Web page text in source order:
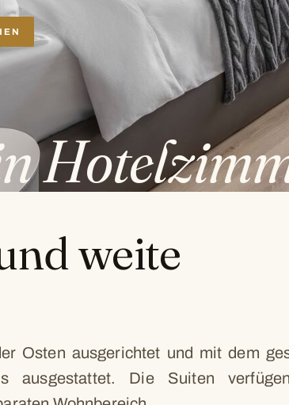
weite
Osten ausgerichtet und mit dem
ausgestattet. Die Suiten